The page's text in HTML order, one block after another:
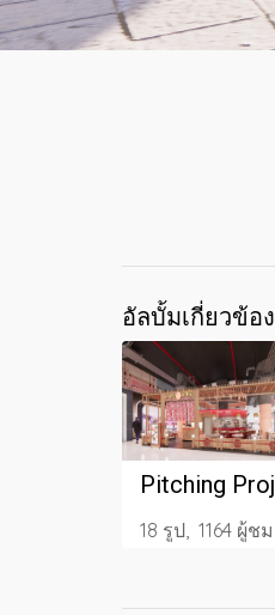
อัลบั้มเกี่ยวข้อง
18 รูป, 1164 ผู้ชม